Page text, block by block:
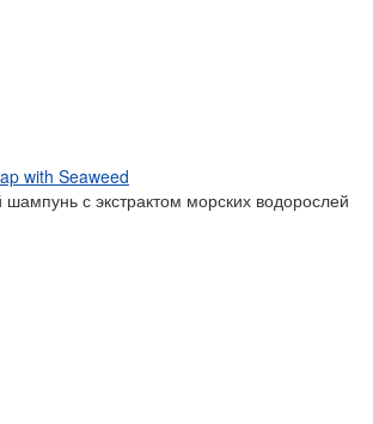
with Seaweed
с экстрактом морских водорослей